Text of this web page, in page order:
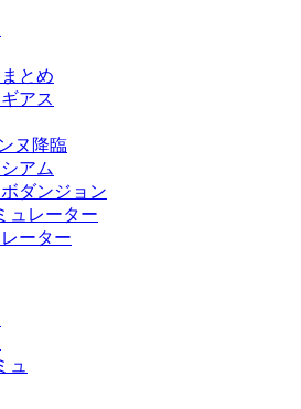
とめ
アス
ヌ降臨
アム
ダンジョン
ュレーター
ーター
ュ